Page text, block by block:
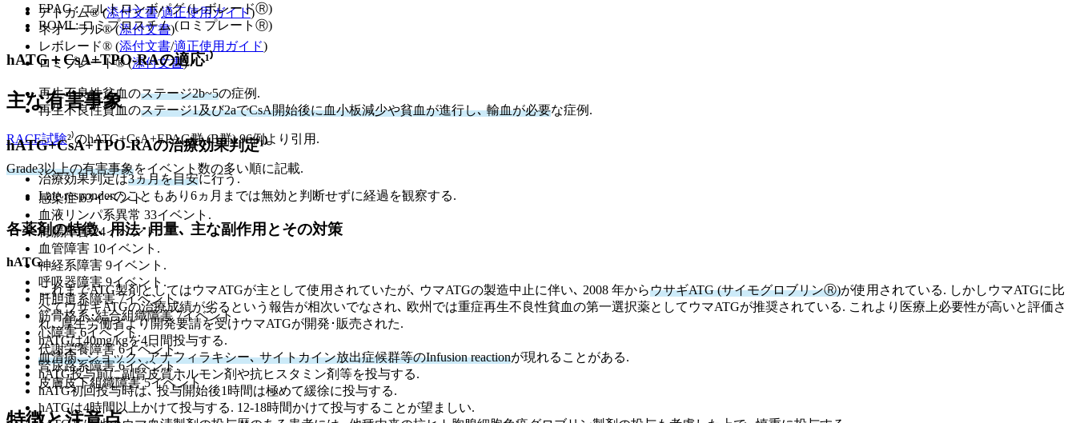
EPAG : エルトロンボパグ (レボレードⓇ)
ROMI : ロミプロスチム (ロミプレートⓇ)
hATG＋CsA+TPO-RAの適応¹⁾
再生不良性貧血のステージ2b~5の症例.
再生不良性貧血のステージ1及び2aでCsA開始後に血小板減少や貧血が進行し､ 輸血が必要な症例.
hATG+CsA+TPO-RAの治療効果判定¹⁾
治療効果判定は3ヵ月を目安に行う.
Late responderのこともあり6ヵ月までは無効と判断せずに経過を観察する.
各薬剤の特徴､ 用法･用量､ 主な副作用とその対策
hATG
これまでATG製剤としてはウマATGが主として使用されていたが､ ウマATGの製造中止に伴い､ 2008 年からウサギATG (サイモグロブリンⓇ)が使用されている. しかしウマATGに比
べてウサギATGの治療成績が劣るという報告が相次いでなされ､ 欧州では重症再生不良性貧血の第一選択薬としてウマATGが推奨されている. これより医療上必要性が高いと評価さ
れ､ 厚生労働省より開発要請を受けウマATGが開発･販売された.
hATGは40mg/kgを4日間投与する.
血清病､ ショック､ アナフィラキシー､ サイトカイン放出症候群等のInfusion reactionが現れることがある.
hATG投与前に副腎皮質ホルモン剤や抗ヒスタミン剤等を投与する.
hATG初回投与時は､ 投与開始後1時間は極めて緩徐に投与する.
hATGは4時間以上かけて投与する. 12-18時間かけて投与することが望ましい.
アトガム® (添付文書/適正使用ガイド)
ネオーラル® (添付文書)
レボレード® (添付文書/適正使用ガイド)
ロミプレート® (添付文書)
主な有害事象
RACE試験²⁾のhATG+CsA+EPAG群 (B群) 96例より引用.
Grade3以上の有害事象をイベント数の多い順に記載.
感染症 63イベント.
血液リンパ系異常 33イベント.
胃腸障害 24イベント.
血管障害 10イベント.
神経系障害 9イベント.
呼吸器障害 9イベント.
肝胆道系障害 7イベント.
筋骨格系･結合組織障害 7イベント.
心障害 6イベント.
代謝栄養障害 6イベント.
腎尿路系障害 6イベント.
皮膚皮下組織障害 5イベント.